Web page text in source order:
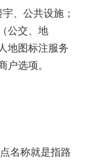
、公共设施；
公交、地
地图标注服务
选项。
名称就是指路